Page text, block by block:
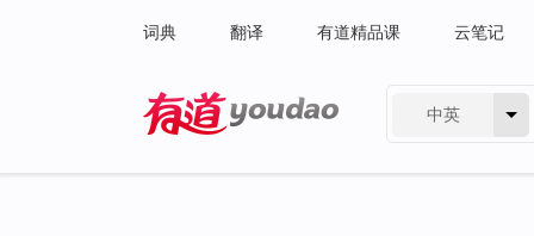
词典 翻译 有道精品课 云笔记
中英